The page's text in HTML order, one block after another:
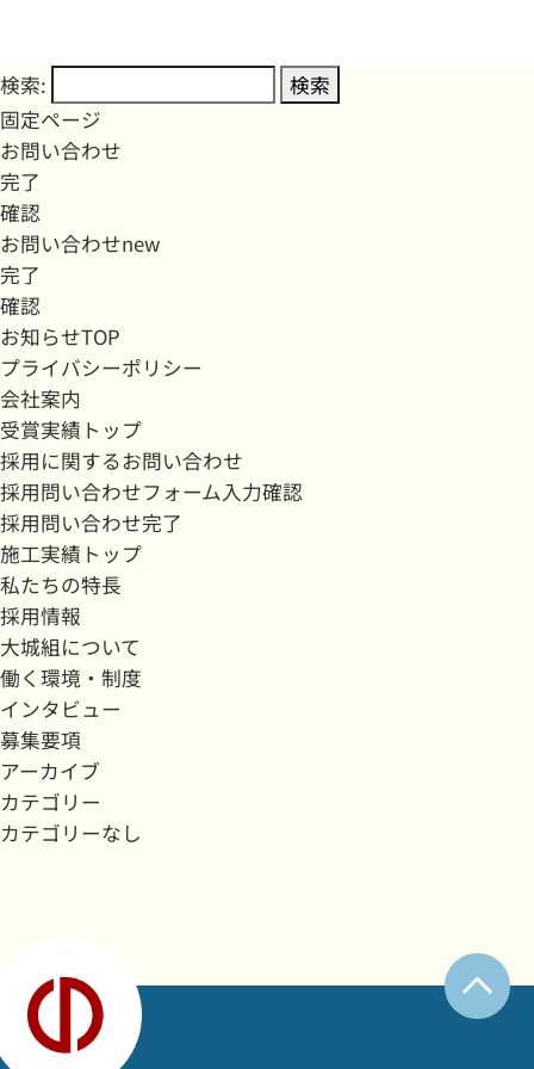
検索:
固定ページ
お問い合わせ
完了
確認
お問い合わせnew
完了
確認
お知らせTOP
プライバシーポリシー
会社案内
受賞実績トップ
採用に関するお問い合わせ
採用問い合わせフォーム入力確認
採用問い合わせ完了
施工実績トップ
私たちの特長
採用情報
大城組について
働く環境・制度
インタビュー
募集要項
アーカイブ
カテゴリー
カテゴリーなし